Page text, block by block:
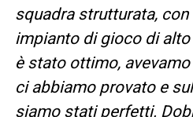
squadra strutturata, con
impianto di gioco di alto
è stato ottimo,
ci abbiamo provato e
siamo stati perfetti.